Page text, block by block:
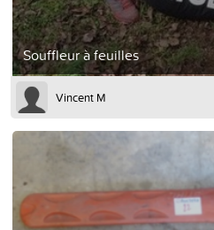
Souffleur à feuilles
Vincent M